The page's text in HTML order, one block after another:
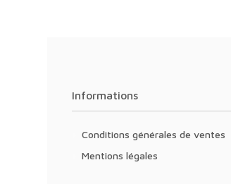
Informations
Conditions générales de ventes
Mentions légales